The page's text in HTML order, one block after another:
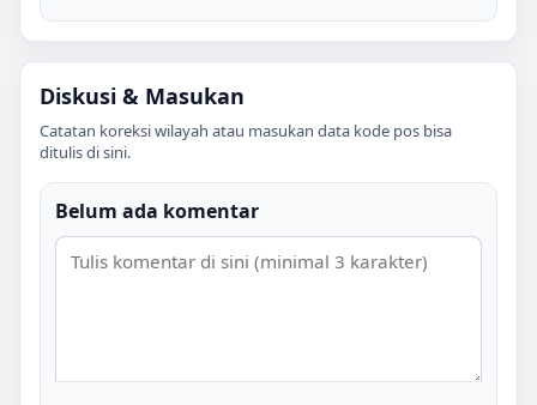
Diskusi & Masukan
Catatan koreksi wilayah atau masukan data kode pos bisa
ditulis di sini.
Belum ada komentar